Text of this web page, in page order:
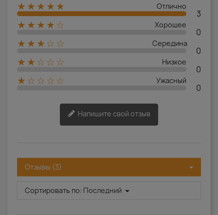
★★★★★ Отлично
3
★★★★☆
Хорошее
0
★★★☆☆
Середина
0
★★☆☆☆
Низкое
0
★☆☆☆☆
Ужасный
0
Напишите свой отзыв
Отзывы (3)
Сортировать по: Последний